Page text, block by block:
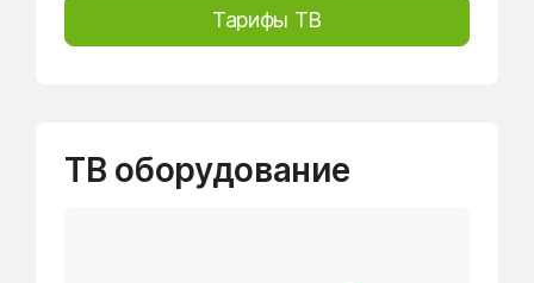
Тарифы ТВ
ТВ оборудование